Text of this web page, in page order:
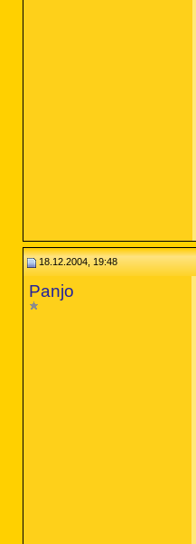
18.12.2004, 19:48
Panjo